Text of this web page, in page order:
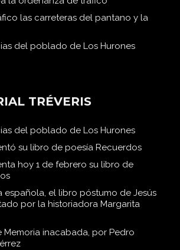
las carreteras del pantano y la
del poblado de Los Hurones
TRÉVERIS
del poblado de Los Hurones
su libro de poesía Recuerdos
hoy 1 de febrero su libro de
española, el libro póstumo de Jesús
por la historiadora Margarita
Memoria inacabada, por Pedro